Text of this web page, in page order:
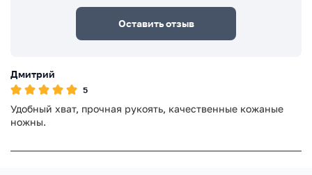
Оставить отзыв
Дмитрий
5
Удобный хват, прочная рукоять, качественные кожаные
ножны.